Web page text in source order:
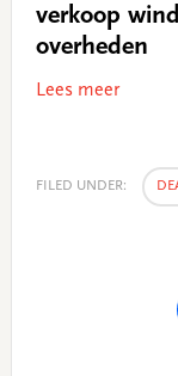
verkoop
overheden
Lees meer
FILED UNDER: